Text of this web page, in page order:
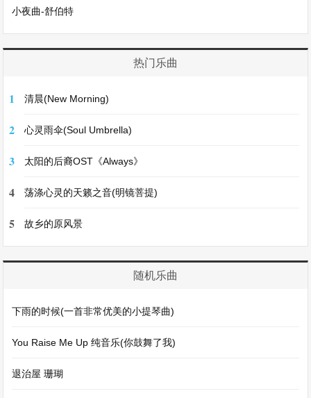
小夜曲-舒伯特
热门乐曲
1 清晨(New Morning)
2 心灵雨伞(Soul Umbrella)
3 太阳的后裔OST《Always》
4 荡涤心灵的天籁之音(明镜菩提)
5 故乡的原风景
随机乐曲
下雨的时候(一首非常优美的小提琴曲)
You Raise Me Up 纯音乐(你鼓舞了我)
退治屋 珊瑚